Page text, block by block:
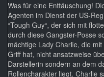
Was für eine Enttäuschung!
Agenten im Dienst der US-
“Tough Guy“, der sich mit
durch diese Gangster-Posse
mächtige Lady Charlie, die
Griff hat, nicht ansatzweise
Darstellerin sondern an dem
Rollencharakter liegt. Charlie